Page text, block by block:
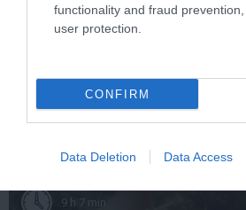
functionality and fraud
user protection.
CONFIRM
Data Deletion Data Access
9 h 7 min